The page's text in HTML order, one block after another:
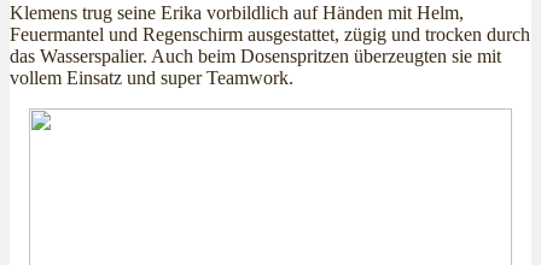
Klemens trug seine Erika vorbildlich auf Händen mit Helm,
Feuermantel und Regenschirm ausgestattet, zügig und trocken durch
das Wasserspalier. Auch beim Dosenspritzen überzeugten sie mit
vollem Einsatz und super Teamwork.